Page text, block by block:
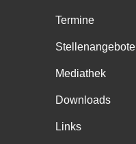
Termine
Stellenangebote
Mediathek
Downloads
Links